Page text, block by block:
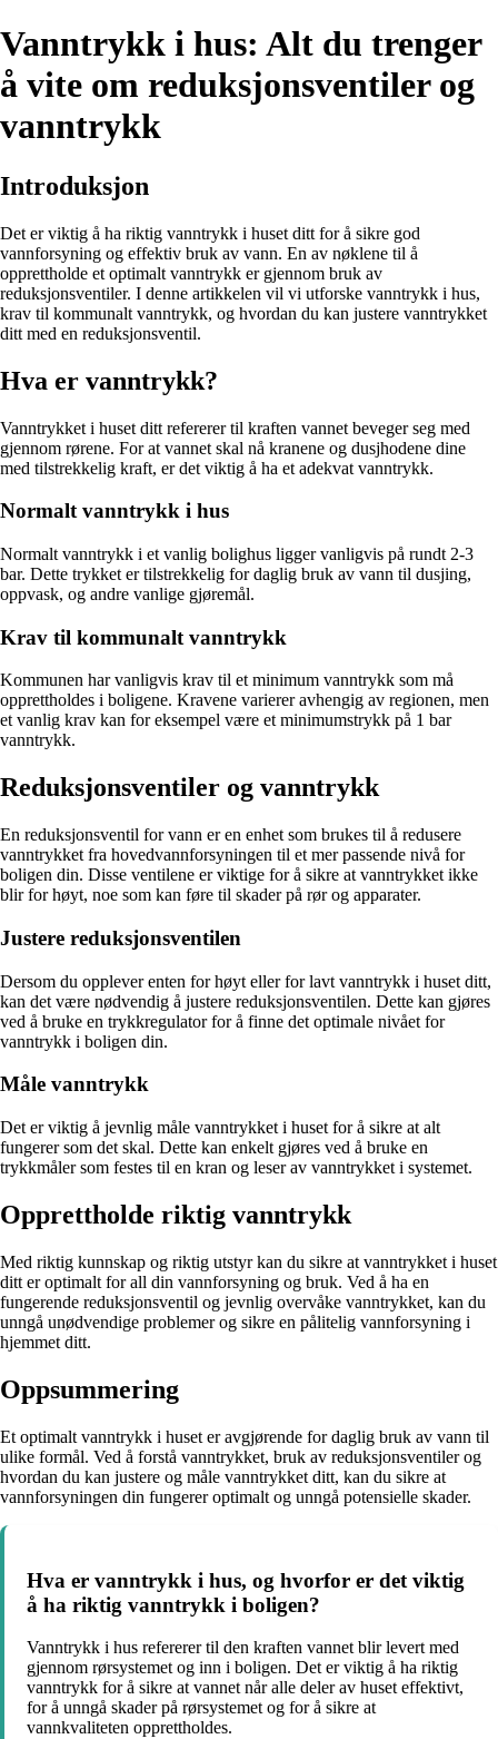
Vanntrykk i hus: Alt du trenger
å vite om reduksjonsventiler og
vanntrykk
Introduksjon
Det er viktig å ha riktig vanntrykk i huset ditt for å sikre god
vannforsyning og effektiv bruk av vann. En av nøklene til å
opprettholde et optimalt vanntrykk er gjennom bruk av
reduksjonsventiler. I denne artikkelen vil vi utforske vanntrykk i hus,
krav til kommunalt vanntrykk, og hvordan du kan justere vanntrykket
ditt med en reduksjonsventil.
Hva er vanntrykk?
Vanntrykket i huset ditt refererer til kraften vannet beveger seg med
gjennom rørene. For at vannet skal nå kranene og dusjhodene dine
med tilstrekkelig kraft, er det viktig å ha et adekvat vanntrykk.
Normalt vanntrykk i hus
Normalt vanntrykk i et vanlig bolighus ligger vanligvis på rundt 2-3
bar. Dette trykket er tilstrekkelig for daglig bruk av vann til dusjing,
oppvask, og andre vanlige gjøremål.
Krav til kommunalt vanntrykk
Kommunen har vanligvis krav til et minimum vanntrykk som må
opprettholdes i boligene. Kravene varierer avhengig av regionen, men
et vanlig krav kan for eksempel være et minimumstrykk på 1 bar
vanntrykk.
Reduksjonsventiler og vanntrykk
En reduksjonsventil for vann er en enhet som brukes til å redusere
vanntrykket fra hovedvannforsyningen til et mer passende nivå for
boligen din. Disse ventilene er viktige for å sikre at vanntrykket ikke
blir for høyt, noe som kan føre til skader på rør og apparater.
Justere reduksjonsventilen
Dersom du opplever enten for høyt eller for lavt vanntrykk i huset ditt,
kan det være nødvendig å justere reduksjonsventilen. Dette kan gjøres
ved å bruke en trykkregulator for å finne det optimale nivået for
vanntrykk i boligen din.
Måle vanntrykk
Det er viktig å jevnlig måle vanntrykket i huset for å sikre at alt
fungerer som det skal. Dette kan enkelt gjøres ved å bruke en
trykkmåler som festes til en kran og leser av vanntrykket i systemet.
Opprettholde riktig vanntrykk
Med riktig kunnskap og riktig utstyr kan du sikre at vanntrykket i huset
ditt er optimalt for all din vannforsyning og bruk. Ved å ha en
fungerende reduksjonsventil og jevnlig overvåke vanntrykket, kan du
unngå unødvendige problemer og sikre en pålitelig vannforsyning i
hjemmet ditt.
Oppsummering
Et optimalt vanntrykk i huset er avgjørende for daglig bruk av vann til
ulike formål. Ved å forstå vanntrykket, bruk av reduksjonsventiler og
hvordan du kan justere og måle vanntrykket ditt, kan du sikre at
vannforsyningen din fungerer optimalt og unngå potensielle skader.
Hva er vanntrykk i hus, og hvorfor er det viktig
å ha riktig vanntrykk i boligen?
Vanntrykk i hus refererer til den kraften vannet blir levert med
gjennom rørsystemet og inn i boligen. Det er viktig å ha riktig
vanntrykk for å sikre at vannet når alle deler av huset effektivt,
for å unngå skader på rørsystemet og for å sikre at
vannkvaliteten opprettholdes.